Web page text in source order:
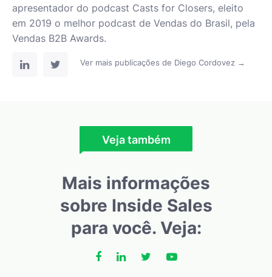
apresentador do podcast Casts for Closers, eleito
em 2019 o melhor podcast de Vendas do Brasil, pela
Vendas B2B Awards.
Ver mais publicações de Diego Cordovez →
Veja também
Mais informações
sobre Inside Sales
para você. Veja: